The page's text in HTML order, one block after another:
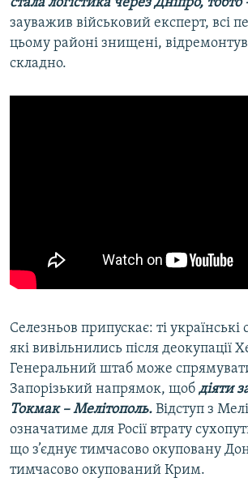
зауважив військовий експерт, всі
цьому районі знищені,
складно.
Селезньов припускає: ті
які вивільнились після деокупації
Генеральний штаб може
Запорізький напрямок, щоб діяти
Токмак – Мелітополь. Відступ з
означатиме для Росії втрату
що з’єднує тимчасово окуповану
тимчасово окупований Крим.